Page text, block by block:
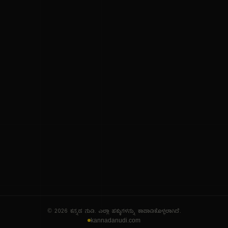
© 2026 ಕನ್ನಡ ನುಡಿ. ಎಲ್ಲಾ ಹಕ್ಕುಗಳನ್ನು ಕಾಪಾಡಿಕೊಳ್ಳಲಾಗಿದೆ.
kannadanudi.com